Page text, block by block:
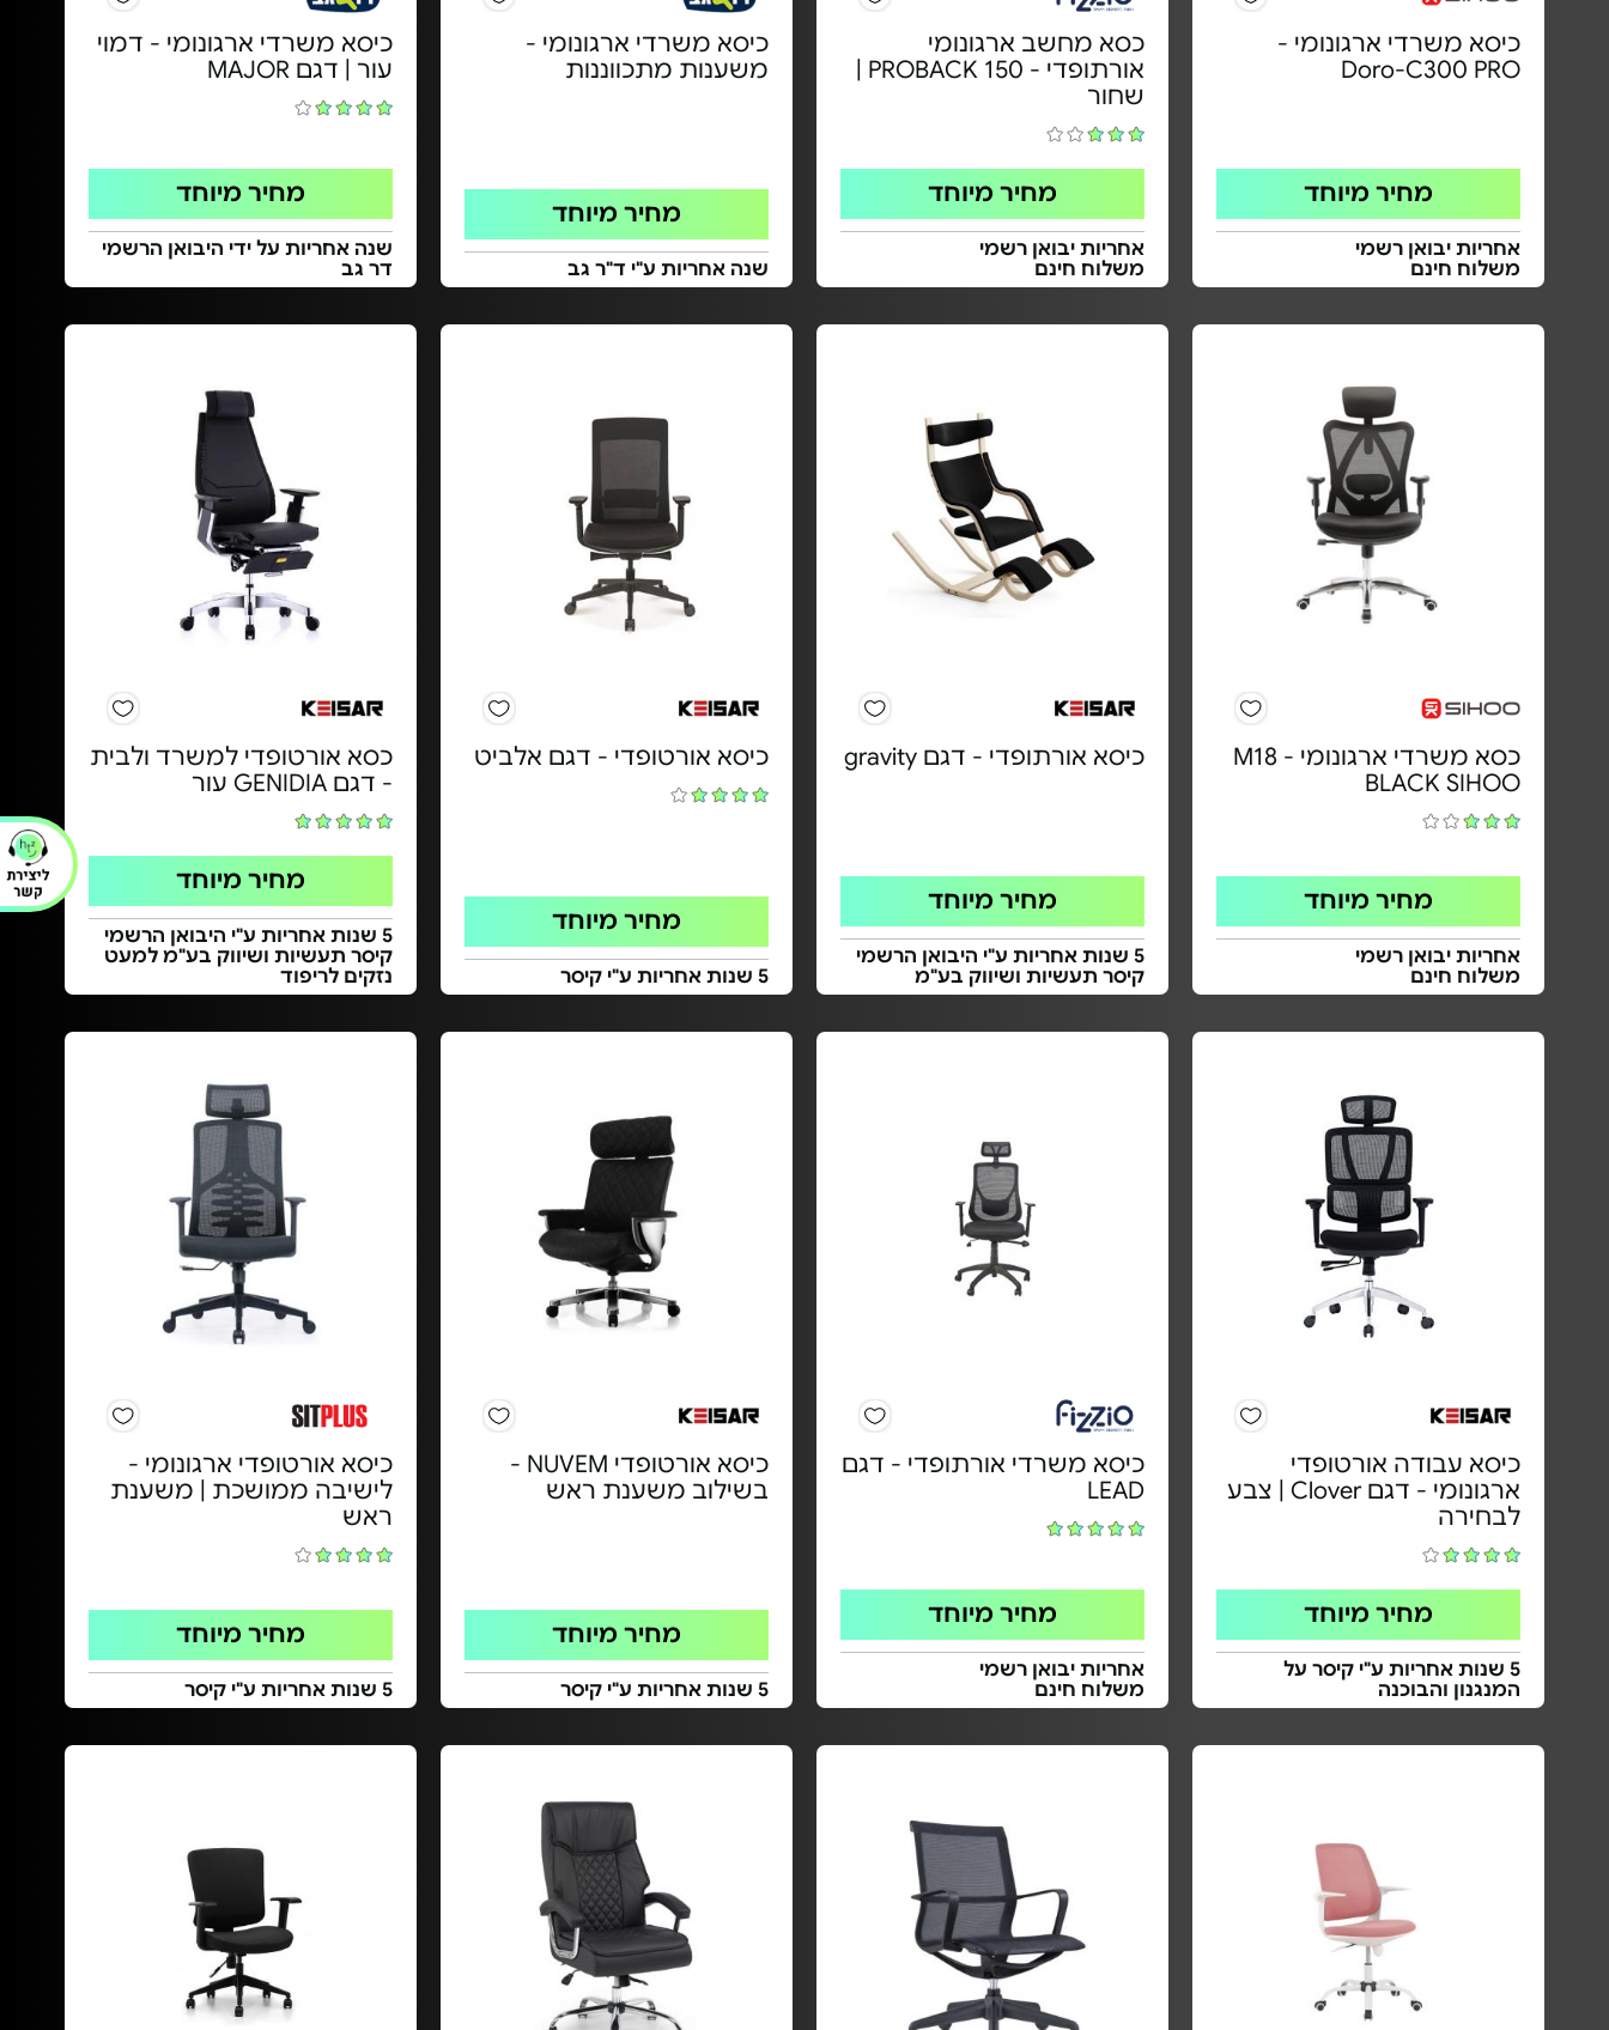
כיסא משרדי ארגונומי -
Doro-C300 PRO
מחיר מיוחד
אחריות יבואן רשמי
משלוח חינם
כסא מחשב ארגונומי
אורתופדי - PROBACK 150 |
שחור
מחיר מיוחד
אחריות יבואן רשמי
משלוח חינם
כיסא משרדי ארגונומי -
משענות מתכווננות
מחיר מיוחד
שנה אחריות ע"י ד"ר גב
כיסא משרדי ארגונומי - דמוי
עור | דגם MAJOR
מחיר מיוחד
שנה אחריות על ידי היבואן הרשמי
דר גב
כסא משרדי ארגונומי - M18
BLACK SIHOO
מחיר מיוחד
אחריות יבואן רשמי
משלוח חינם
כיסא אורתופדי - דגם gravity
מחיר מיוחד
5 שנות אחריות ע"י היבואן הרשמי
קיסר תעשיות ושיווק בע"מ
כיסא אורטופדי - דגם אלביט
מחיר מיוחד
5 שנות אחריות ע"י קיסר
כסא אורטופדי למשרד ולבית
- דגם GENIDIA עור
מחיר מיוחד
5 שנות אחריות ע"י היבואן הרשמי
קיסר תעשיות ושיווק בע"מ למעט
נזקים לריפוד
כיסא עבודה אורטופדי
ארגונומי - דגם Clover | צבע
לבחירה
מחיר מיוחד
5 שנות אחריות ע"י קיסר על
המנגנון והבוכנה
כיסא משרדי אורתופדי - דגם
LEAD
מחיר מיוחד
אחריות יבואן רשמי
משלוח חינם
כיסא אורטופדי NUVEM -
בשילוב משענת ראש
מחיר מיוחד
5 שנות אחריות ע"י קיסר
כיסא אורטופדי ארגונומי -
לישיבה ממושכת | משענת
ראש
מחיר מיוחד
5 שנות אחריות ע"י קיסר